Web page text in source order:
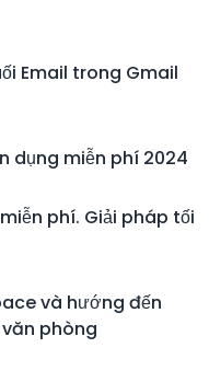
Email trong Gmail
dụng miễn phí 2024
phí. Giải pháp tối
và hướng đến
phòng